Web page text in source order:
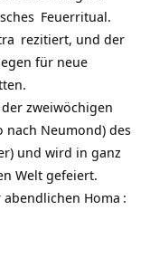
Feuerritual.
rezitiert, und der
für neue
zweiwöchigen
nach Neumond) des
und wird in ganz
Welt gefeiert.
Homa :